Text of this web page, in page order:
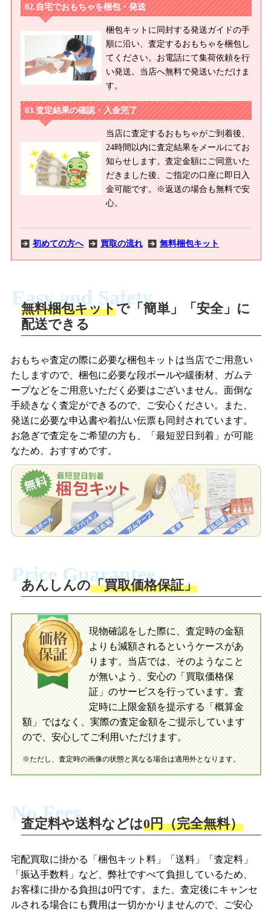
自宅でおもちゃを梱包・発送
梱包キットに同封する発送ガイドの手
順に沿い、査定するおもちゃを梱包し
てください。お電話にて集荷依頼を行
い発送。当店へ無料で発送いただけま
す。
査定結果の確認・入金完了
当店に査定するおもちゃがご到着後、
24時間以内に査定結果をメールにてお
知らせします。査定金額にご同意いた
だきました後、ご指定の口座に即日入
金可能です。※返送の場合も無料で安
心。
初めての方へ 買取の流れ 無料梱包キット
商品撮影
商品を撮影して、査定フォームから画像
を送信します。
梱包キットをメールで申し込み
査定結果をメールで確認し、梱包キット
を申し込みます。梱包キットは送料無料
でお届けします。
自宅でおもちゃを発送・梱包
梱包キットに同封する発送ガイドの手順
送。当店へ無料で発送いただけます。
入金完了
当店に査定したおもちゃがご到着後、ご
指定の口座に即日入金可能です。
買取の流れ 写真の撮影方法
LINEの友だち追加・査定画像を送信
「ジョニージョイLINE査定」を友だちに
追加し、スマートフォンなどのカメラで
撮影したおもちゃの写真をトーク中に送
梱包キットをLINEで申し込み
査定結果をLINEで確認し、梱包キットを
申し込みます。梱包キットは送料無料で
お届けします。
自宅でおもちゃを発送・梱包
ださい。お電話にて集荷依頼を行い発
送。当店へ無料で発送いただけます。
当店に査定したおもちゃがご到着後、ご
指定の口座に即日入金可能です。
初めての方へ LINE査定の流れ 写真の撮影方法
Easy and Safety
無料梱包キットで「簡単」「安全」に
配送できる
おもちゃ査定の際に必要な梱包キットは当店でご用意い
たしますので、梱包に必要な段ボールや緩衝材、ガムテ
ープなどをご用意いただく必要はございません。面倒な
手続きなく査定ができるので、ご安心ください。また、
発送に必要な申込書や着払い伝票も同封されています。
お急ぎで査定をご希望の方も、「最短翌日到着」が可能
なため、おすすめです。
Price Guarantee
あんしんの「買取価格保証」
現物確認をした際に、査定時の金額
よりも減額されるというケースがあ
ります。当店では、そのようなこと
が無いよう、安心の「買取価格保
証」のサービスを行っています。査
定時に上限金額を提示する「概算金
額」ではなく、実際の査定金額をご提示しています
ので、安心してご利用いただけます。
※ただし、査定時の画像の状態と異なる場合は適用外となります。
No Fees
査定料や送料などは0円（完全無料）
宅配買取に掛かる「梱包キット料」「送料」「査定料」
「振込手数料」など、弊社ですべて負担しているため、
お客様に掛かる負担は0円です。また、査定後にキャンセ
ルされる場合にも費用は一切かかりませんので、ご安心